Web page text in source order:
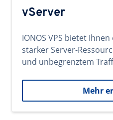
vServer
IONOS VPS bietet
starker Server-
und unbegrenztem
Mehr